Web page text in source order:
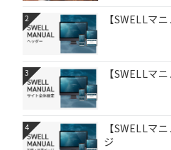
2 【SWELLマ
3 【SWELLマ
4
【SWELLマ
ジ